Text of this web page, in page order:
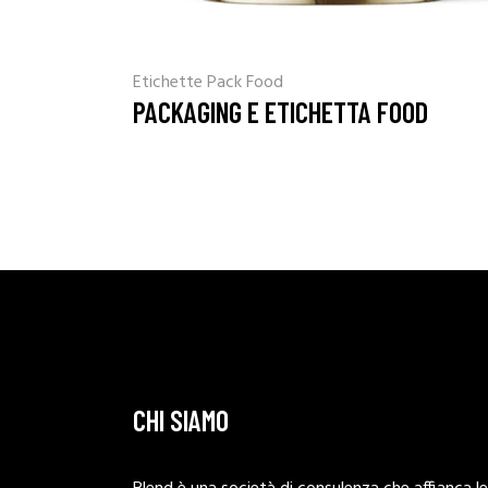
EtichettePack Food
PACKAGING E ETICHETTA FOOD
CHI SIAMO